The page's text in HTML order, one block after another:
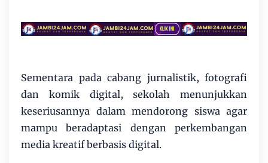
Sementara pada cabang jurnalistik, fotografi
dan komik digital, sekolah menunjukkan
keseriusannya dalam mendorong siswa agar
mampu beradaptasi dengan perkembangan
media kreatif berbasis digital.